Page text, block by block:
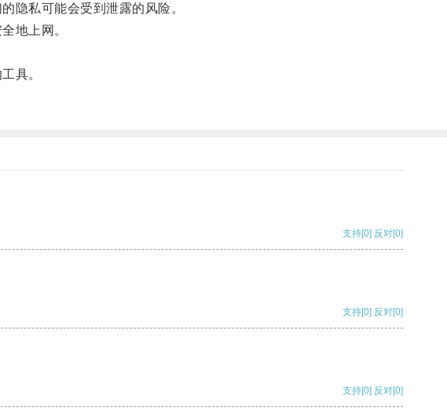
隐私可能会受到泄露的风险。
地上网。
具。
支持[0] 反对[0]
支持[0] 反对[0]
支持[0] 反对[0]